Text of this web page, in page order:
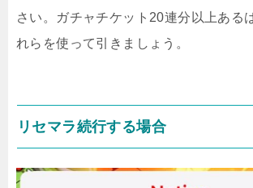
さい。ガチャチケット20連分以上ある
れらを使って引きましょう。
リセマラ続行する場合